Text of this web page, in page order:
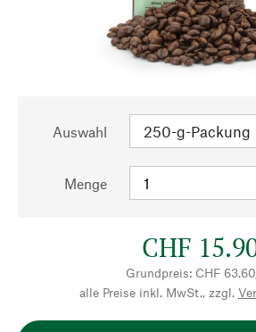
Auswahl
Menge
CHF
Grundpreis: CHF
alle Preise inkl. MwSt., zzgl.